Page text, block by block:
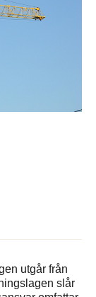
utgår från
slår